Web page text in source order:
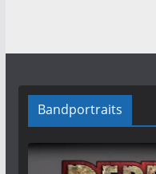
Bandportraits